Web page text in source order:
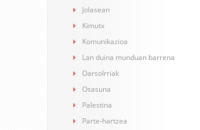
Jolasean
Kimutx
Komunikazioa
Lan duina munduan barrena
OarsoIrriak
Osasuna
Palestina
Parte-hartzea